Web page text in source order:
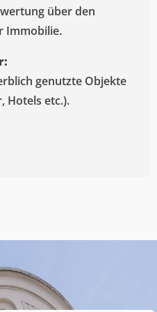
über den
Immobilie.
genutzte Objekte
Hotels etc.).